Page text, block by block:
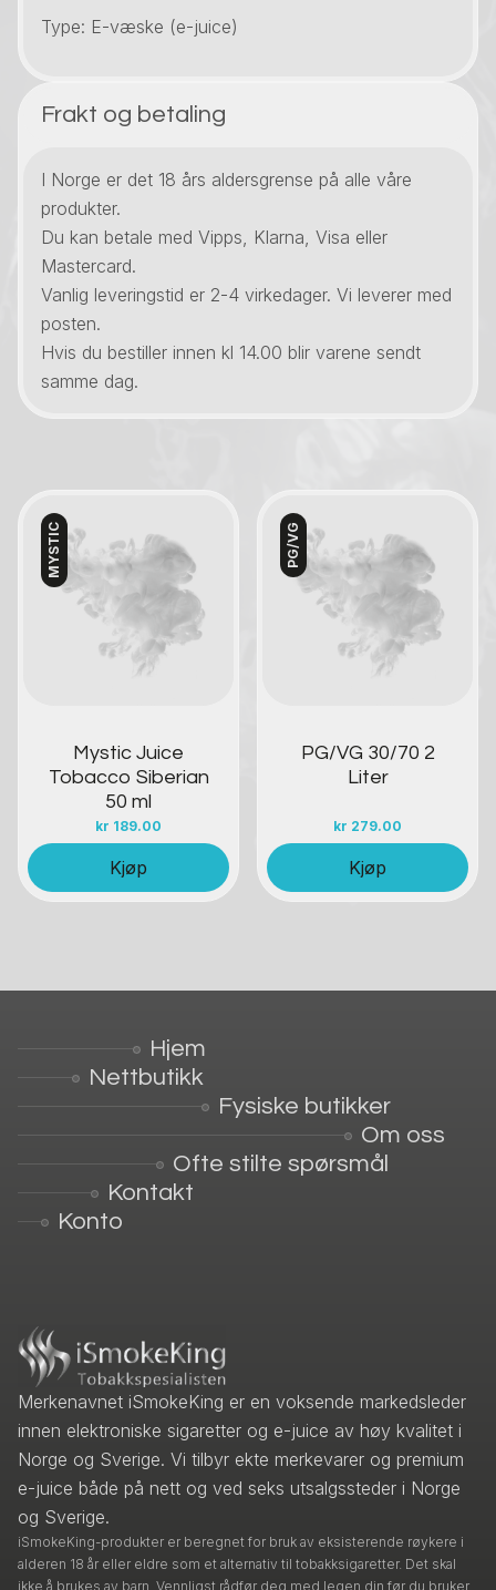
Type: E-væske (e-juice)
Frakt og betaling
I Norge er det 18 års aldersgrense på alle våre
produkter.
Du kan betale med Vipps, Klarna, Visa eller
Mastercard.
Vanlig leveringstid er 2-4 virkedager. Vi leverer med
posten.
Hvis du bestiller innen kl 14.00 blir varene sendt
samme dag.
MYSTIC
Mystic Juice
Tobacco Siberian
50 ml
kr 189.00
Kontakt oss
Kjøp
PG/VG
PG/VG 30/70 2
Liter
kr 279.00
Kontakt oss
Kjøp
Hjem
Nettbutikk
Fysiske butikker
Om oss
Ofte stilte spørsmål
Kontakt
Konto
Merkenavnet iSmokeKing er en voksende markedsleder
innen elektroniske sigaretter og e-juice av høy kvalitet i
Norge og Sverige. Vi tilbyr ekte merkevarer og premium
e-juice både på nett og ved seks utsalgssteder i Norge
og Sverige.
iSmokeKing-produkter er beregnet for bruk av eksisterende røykere i
alderen 18 år eller eldre som et alternativ til tobakksigaretter. Det skal
ikke å brukes av barn. Vennligst rådfør deg med legen din før du bruker